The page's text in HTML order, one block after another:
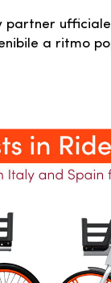
partner
a ritmo